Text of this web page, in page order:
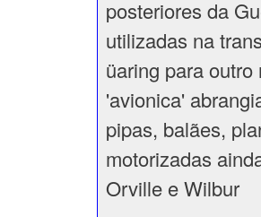
posteriores da
utilizadas na
üaring para
'avionica'
pipas, balães,
motorizadas
Orville e Wilbur